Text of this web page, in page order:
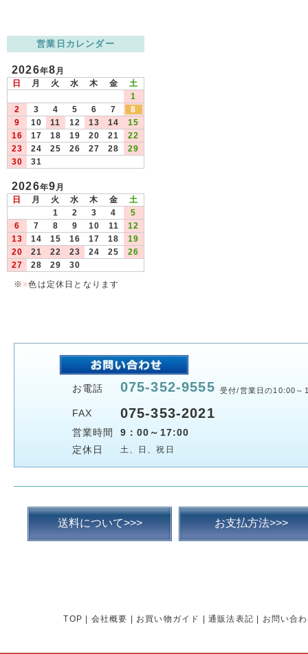
営業日カレンダー
2026年8月
日
月 火 水 木 金
土
1
2
3 4 5 6 7
8
9
10 11 12 13 14
15
16
17 18 19 20 21
22
23
24 25 26 27 28
29
30
31
2026年9月
日
月 火 水 木 金
土
1
2 3 4
5
6
7 8 9 10 11
12
13
14 15 16 17 18
19
20
21 22 23 24 25
26
27
28 29
30
※ ■色は定休日となります
お電話 075-352-9555 受付/営業日の10:00～
FAX 075-353-2021
営業時間
9：00～17:00
定休日
土、日、祝日
送料について>>> お支払方法>>>
TOP 会社概要 お買い物ガイド 通販法表記 お問い合